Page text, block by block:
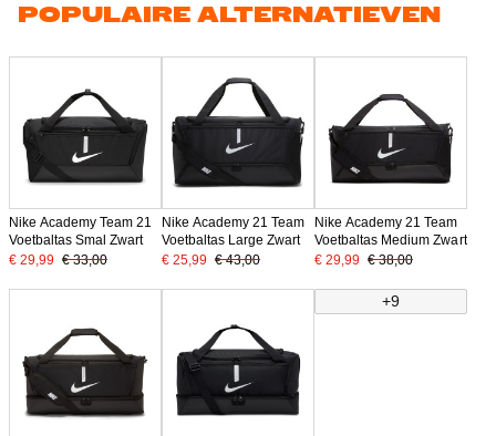
POPULAIRE ALTERNATIEVEN
Nike Academy Team 21
Voetbaltas Smal Zwart
€ 29,99 € 33,00
Nike Academy 21 Team
Voetbaltas Large Zwart
€ 25,99 € 43,00
Nike Academy 21 Team
Voetbaltas Medium Zwart
€ 29,99 € 38,00
+9